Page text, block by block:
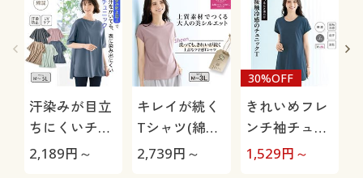
汗染みが目立
ちにくいチュ
ニックTシャ
2,189円～
キレイが続く
Tシャツ(綿
100%)
2,739円～
きれいめフレ
ンチ袖チュニ
ック(綿混・吸
30%OFF
1,529円～